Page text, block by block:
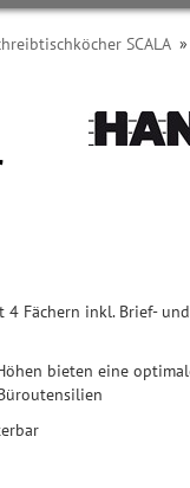
SCALA
4 Fächern inkl. Brief- und
bieten eine